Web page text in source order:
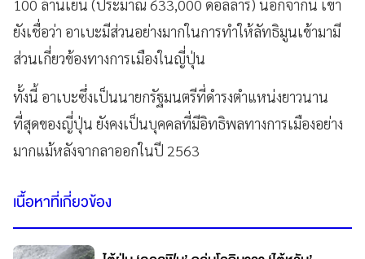
100 ล้านเยน (ประมาณ 633,000 ดอลลาร์) นอกจากนี้ เขา
ยังเชื่อว่า อาเบะมีส่วนอย่างมากในการทำให้ลัทธิมูนเข้ามามี
ส่วนเกี่ยวข้องทางการเมืองในญี่ปุ่น
ทั้งนี้ อาเบะซึ่งเป็นนายกรัฐมนตรีที่ดำรงตำแหน่งยาวนาน
ที่สุดของญี่ปุ่น ยังคงเป็นบุคคลที่มีอิทธิพลทางการเมืองอย่าง
มากแม้หลังจากลาออกในปี 2563
เนื้อหาที่เกี่ยวข้อง